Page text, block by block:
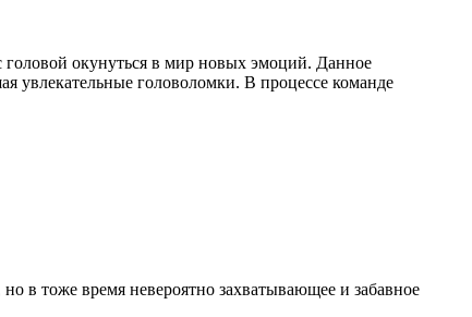
головой окунуться в мир новых эмоций. Данное
увлекательные головоломки. В процессе команде
в тоже время невероятно захватывающее и забавное